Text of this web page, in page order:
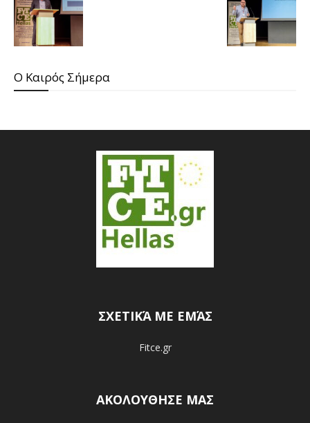
O Καιρός Σήμερα
ΣΧΕΤΙΚΆ ΜΕ ΕΜΆΣ
Fitce.gr
ΑΚΟΛΟΥΘΗΣΕ ΜΑΣ